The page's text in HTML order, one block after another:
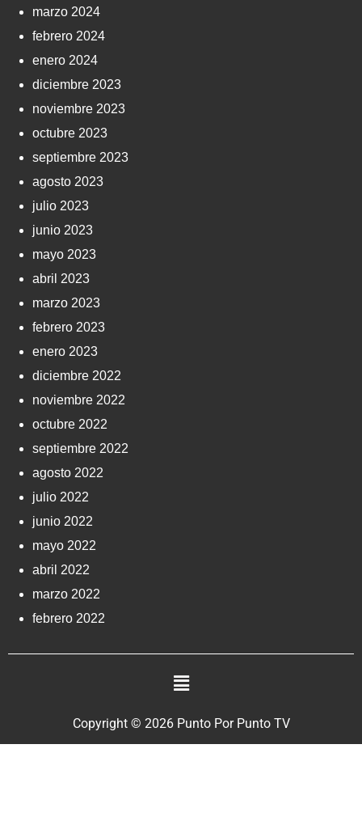
marzo 2024
febrero 2024
enero 2024
diciembre 2023
noviembre 2023
octubre 2023
septiembre 2023
agosto 2023
julio 2023
junio 2023
mayo 2023
abril 2023
marzo 2023
febrero 2023
enero 2023
diciembre 2022
noviembre 2022
octubre 2022
septiembre 2022
agosto 2022
julio 2022
junio 2022
mayo 2022
abril 2022
marzo 2022
febrero 2022
Copyright © 2026 Punto Por Punto TV